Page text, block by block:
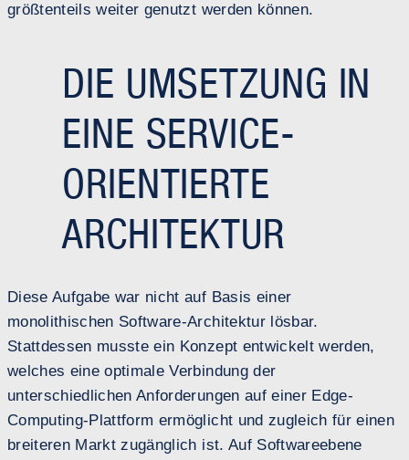
größtenteils weiter genutzt werden können.
DIE UMSETZUNG IN
EINE SERVICE-
ORIENTIERTE
ARCHITEKTUR
Diese Aufgabe war nicht auf Basis einer
monolithischen Software-Architektur lösbar.
Stattdessen musste ein Konzept entwickelt werden,
welches eine optimale Verbindung der
unterschiedlichen Anforderungen auf einer Edge-
Computing-Plattform ermöglicht und zugleich für einen
breiteren Markt zugänglich ist. Auf Softwareebene